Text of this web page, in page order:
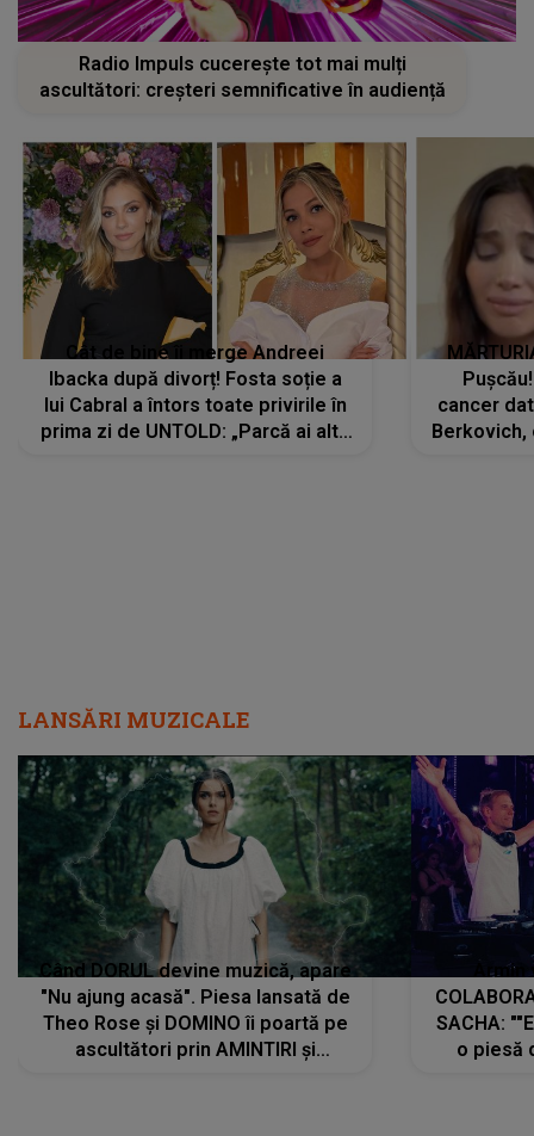
Radio Impuls cucerește tot mai mulți
ascultători: creșteri semnificative în audiență
Cât de bine îi merge Andreei
Ibacka după divorț! Fosta soție a
lui Cabral a întors toate privirile în
prima zi de UNTOLD: „Parcă ai altă
cancer
LANSĂRI MUZICALE
Când DORUL devine muzică, apare
"Nu ajung acasă". Piesa lansată de
Theo Rose și DOMINO îi poartă pe
ascultători prin AMINTIRI și
SACHA:
o piesă